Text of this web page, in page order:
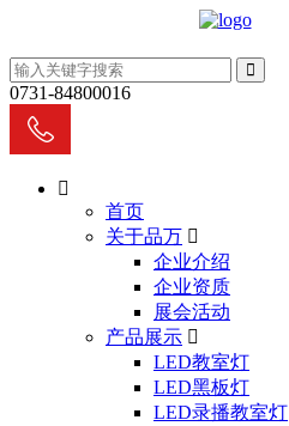
0731-84800016
首页
关于品万
企业介绍
企业资质
展会活动
产品展示
LED教室灯
LED黑板灯
LED录播教室灯